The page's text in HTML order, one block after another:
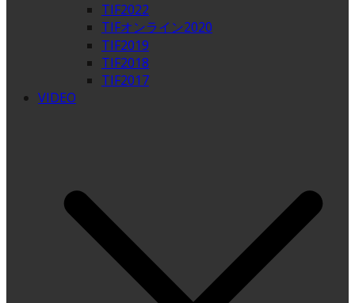
TIF2022
TIFオンライン2020
TIF2019
TIF2018
TIF2017
VIDEO